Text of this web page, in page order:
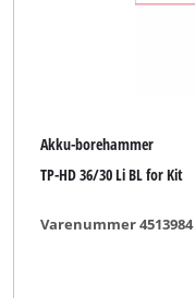
Akku-borehammer
TP-HD 36/30 Li BL for Kit
Varenummer 4513984